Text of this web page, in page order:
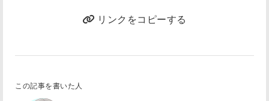
リンクをコピーする
この記事を書いた人